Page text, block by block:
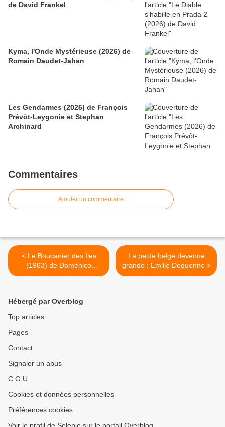
de David Frankel
Kyma, l'Onde Mystérieuse (2026) de
Romain Daudet-Jahan
Les Gendarmes (2026) de François
Prévôt-Leygonie et Stephan
Archinard
Commentaires
Ajouter un commentaire
< Le Boucanier des Iles
(1963) de Domenico
Paolella
La petite belge devenue
grande : Emilie Dequenne >
Hébergé par Overblog
Top articles
Pages
Contact
Signaler un abus
C.G.U.
Cookies et données personnelles
Préférences cookies